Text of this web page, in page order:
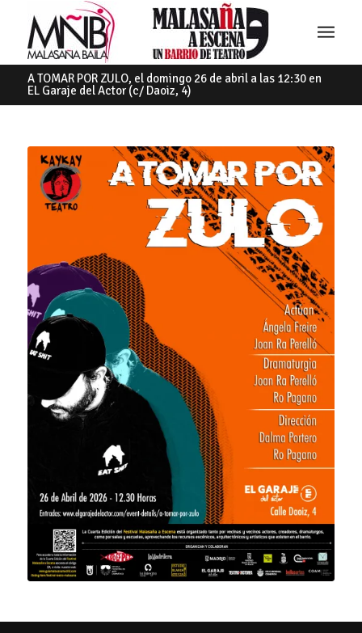
A TOMAR POR ZULO, el domingo 26 de abril a las 12:30 en
EL Garaje del Actor (c/ Daoiz, 4)